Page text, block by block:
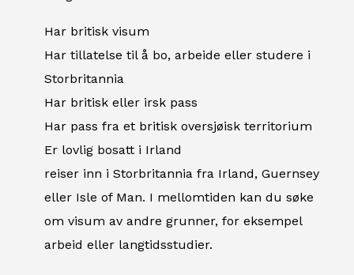
Har britisk visum
Har tillatelse til å bo, arbeide eller studere i
Storbritannia
Har britisk eller irsk pass
Har pass fra et britisk oversjøisk territorium
Er lovlig bosatt i Irland
reiser inn i Storbritannia fra Irland, Guernsey
eller Isle of Man. I mellomtiden kan du søke
om visum av andre grunner, for eksempel
arbeid eller langtidsstudier.